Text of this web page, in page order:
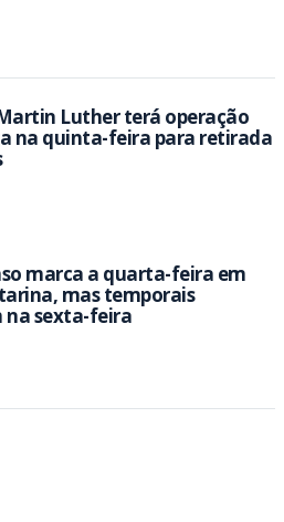
Luther terá operação
na quinta-feira para retirada
marca a quarta-feira em
mas temporais
na sexta-feira